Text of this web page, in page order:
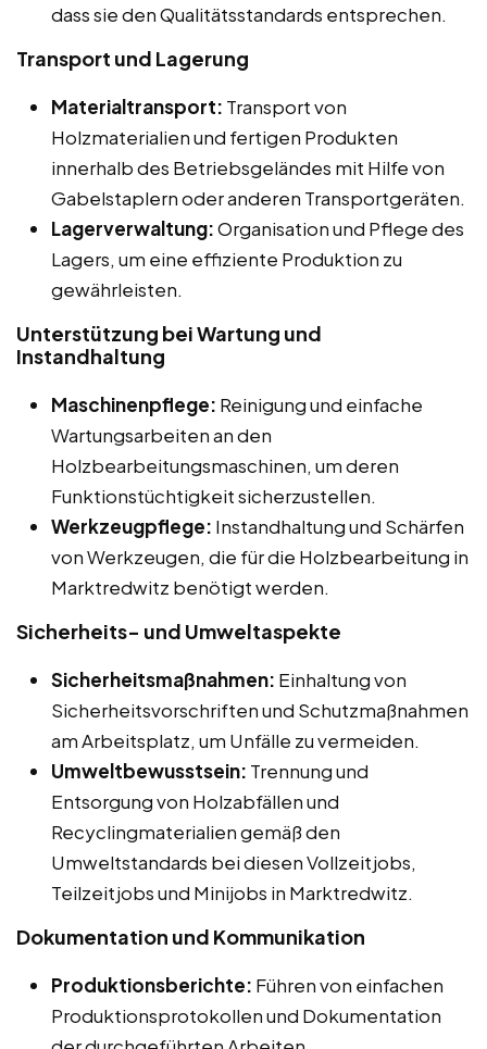
dass sie den Qualitätsstandards entsprechen.
Transport und Lagerung
Materialtransport: Transport von
Holzmaterialien und fertigen Produkten
innerhalb des Betriebsgeländes mit Hilfe von
Gabelstaplern oder anderen Transportgeräten.
Lagerverwaltung:Organisation und Pflege des
Lagers, um eine effiziente Produktion zu
gewährleisten.
Unterstützung bei Wartung und
Instandhaltung
Maschinenpflege: Reinigung und einfache
Wartungsarbeiten an den
Holzbearbeitungsmaschinen, um deren
Funktionstüchtigkeit sicherzustellen.
Werkzeugpflege: Instandhaltung und Schärfen
von Werkzeugen, die für die Holzbearbeitung in
Marktredwitz benötigt werden.
Sicherheits- und Umweltaspekte
Sicherheitsmaßnahmen: Einhaltung von
Sicherheitsvorschriften und Schutzmaßnahmen
am Arbeitsplatz, um Unfälle zu vermeiden.
Umweltbewusstsein: Trennung und
Entsorgung von Holzabfällen und
Recyclingmaterialien gemäß den
Umweltstandards bei diesen Vollzeitjobs,
Teilzeitjobs und Minijobs in Marktredwitz.
Dokumentation und Kommunikation
Produktionsberichte: Führen von einfachen
Produktionsprotokollen und Dokumentation